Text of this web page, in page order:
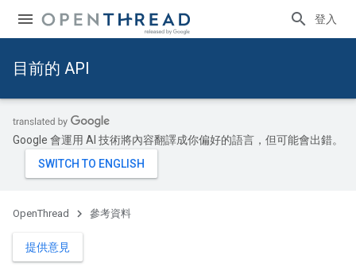
登入
目前的 API
Google 會運用 AI 技術將內容翻譯成你偏好的語言，但可能會出錯。
OpenThread 參考資料
提供意見